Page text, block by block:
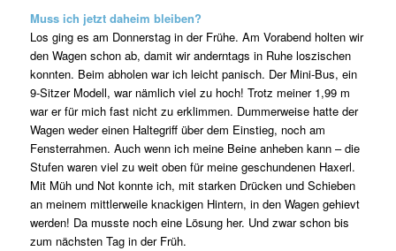
Muss ich jetzt daheim bleiben?
Los ging es am Donnerstag in der Frühe. Am Vorabend holten wir
den Wagen schon ab, damit wir anderntags in Ruhe loszischen
konnten. Beim abholen war ich leicht panisch. Der Mini-Bus, ein
9-Sitzer Modell, war nämlich viel zu hoch! Trotz meiner 1,99 m
war er für mich fast nicht zu erklimmen. Dummerweise hatte der
Wagen weder einen Haltegriff über dem Einstieg, noch am
Fensterrahmen. Auch wenn ich meine Beine anheben kann – die
Stufen waren viel zu weit oben für meine geschundenen Haxerl.
Mit Müh und Not konnte ich, mit starken Drücken und Schieben
an meinem mittlerweile knackigen Hintern, in den Wagen gehievt
werden! Da musste noch eine Lösung her. Und zwar schon bis
zum nächsten Tag in der Früh.